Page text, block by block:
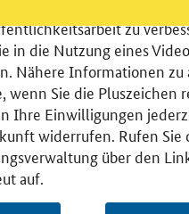
für Wirtschaft
Barrierefreiheit
zu
in die Nutzung eines
Nähere Informationen zu
wenn Sie die Pluszeichen
Ihre Einwilligungen
widerrufen. Rufen Sie
über den
auf.